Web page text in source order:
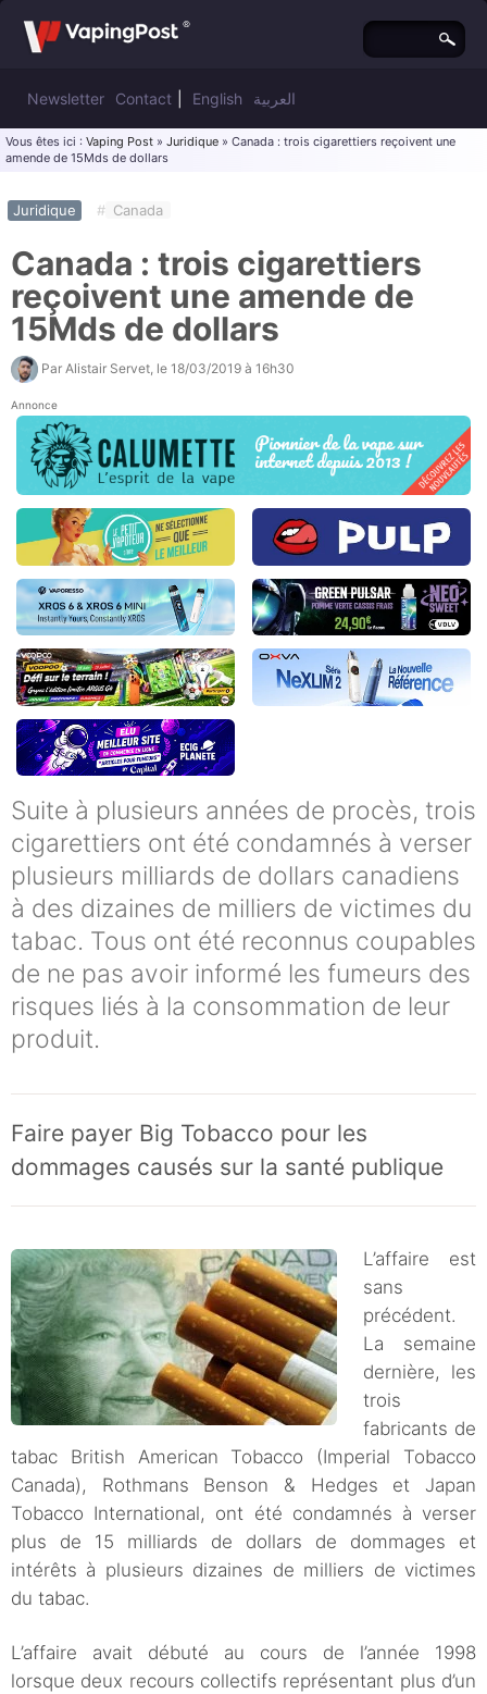
Newsletter Contact English العربية
Vous êtes ici : Vaping Post » Juridique » Canada : trois cigarettiers reçoivent une
amende de 15Mds de dollars
Juridique # Canada
Canada : trois cigarettiers
reçoivent une amende de
15Mds de dollars
Par Alistair Servet , le 18/03/2019 à 16h30
Annonce
Suite à plusieurs années de procès, trois
cigarettiers ont été condamnés à verser
plusieurs milliards de dollars canadiens
à des dizaines de milliers de victimes du
tabac. Tous ont été reconnus coupables
de ne pas avoir informé les fumeurs des
risques liés à la consommation de leur
produit.
Faire payer Big Tobacco pour les
dommages causés sur la santé publique
L’affaire est
sans
précédent.
La semaine
dernière, les
trois
fabricants de
tabac British American Tobacco (Imperial Tobacco
Canada), Rothmans Benson & Hedges et Japan
Tobacco International, ont été condamnés à verser
plus de 15 milliards de dollars de dommages et
intérêts à plusieurs dizaines de milliers de victimes
du tabac.
L’affaire avait débuté au cours de l’année 1998
lorsque deux recours collectifs représentant plus d’un